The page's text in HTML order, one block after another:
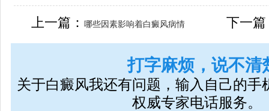
女生应该如何治疗呢
上一篇：哪些因素影响着白癜风病情 下一篇
打字麻烦，说不清
关于白癜风我还有问题，输入自己的手
权威专家电话服务。